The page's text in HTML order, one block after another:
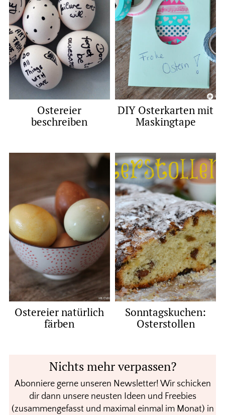
Ostereier
beschreiben
DIY Osterkarten mit
Maskingtape
Ostereier natürlich
färben
Sonntagskuchen:
Osterstollen
Nichts mehr verpassen?
Abonniere gerne unseren Newsletter! Wir schicken
dir dann unsere neusten Ideen und Freebies
(zusammengefasst und maximal einmal im Monat) in